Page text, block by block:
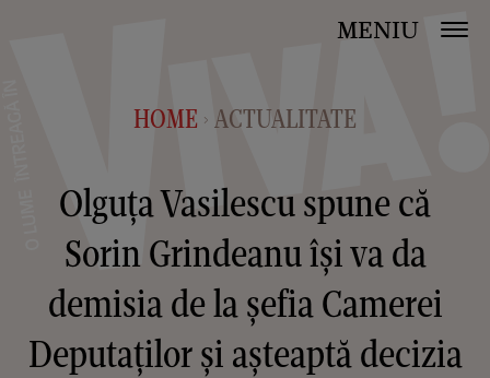
MENIU
HOME > ACTUALITATE
Olguţa Vasilescu spune că
Sorin Grindeanu îşi va da
demisia de la şefia Camerei
Deputaţilor și așteaptă decizia